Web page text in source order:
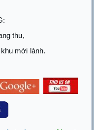
thu,
mới lành.